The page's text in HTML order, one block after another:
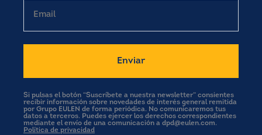
Si pulsas el botón “Suscríbete a nuestra newsletter” consientes
recibir información sobre novedades de interés general remitida
por Grupo EULEN de forma periódica. No comunicaremos tus
datos a terceros. Puedes ejercer los derechos correspondientes
mediante el envío de una comunicación a dpd@eulen.com.
Política de privacidad